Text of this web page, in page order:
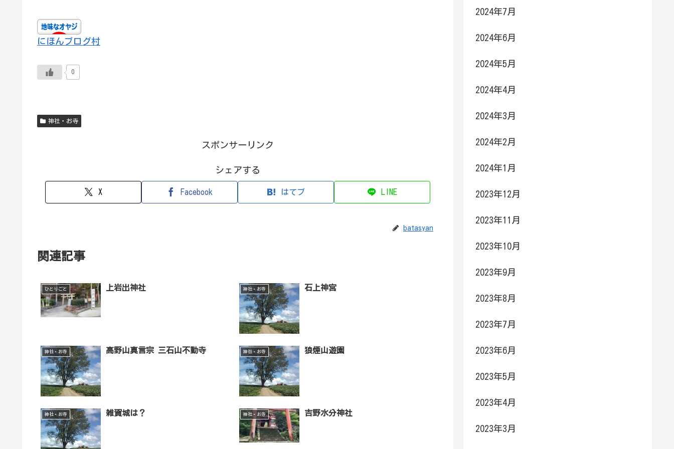
にほんブログ村
0
神社・お寺
スポンサーリンク
シェアする
X Facebook はてブ LINE
batasyan
関連記事
ひとりごと 上岩出神社 神社・お寺 石上神宮
神社・お寺 高野山真言宗 三石山不動寺 神社・お寺 狼煙山遊園
神社・お寺 雑賀城は？ 神社・お寺 吉野水分神社
2024年7月
2024年6月
2024年5月
2024年4月
2024年3月
2024年2月
2024年1月
2023年12月
2023年11月
2023年10月
2023年9月
2023年8月
2023年7月
2023年6月
2023年5月
2023年4月
2023年3月